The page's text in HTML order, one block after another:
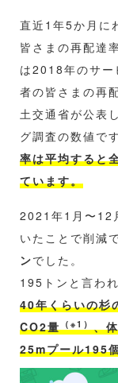
直近1年5か月に
皆さまの再配達
は2018年のサー
者の皆さまの再
土交通省が公表
グ調査の数値です
率は平均すると
ています。
2021年1月〜12
いたことで削減
ンでした。
195トンと言わ
40年くらいの杉
CO2量 （※1） 、
25mプール195